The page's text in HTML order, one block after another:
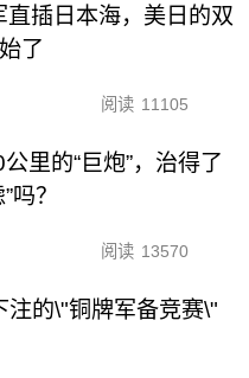
直插日本海，美日的双
了
阅读 11105
里的“巨炮”，治得了
吗？
阅读 13570
注的\"铜牌军备竞赛\"